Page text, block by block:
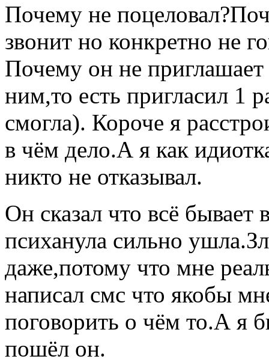
Почему не
звонит но конкретно не
Почему он не
ним,то есть пригласил 1
смогла). Короче я
в чём дело.А я как
никто не отказывал.
Он сказал что всё
психанула сильно
даже,потому что мне
написал смс что якобы
поговорить о чём то.А я
пошёл он.